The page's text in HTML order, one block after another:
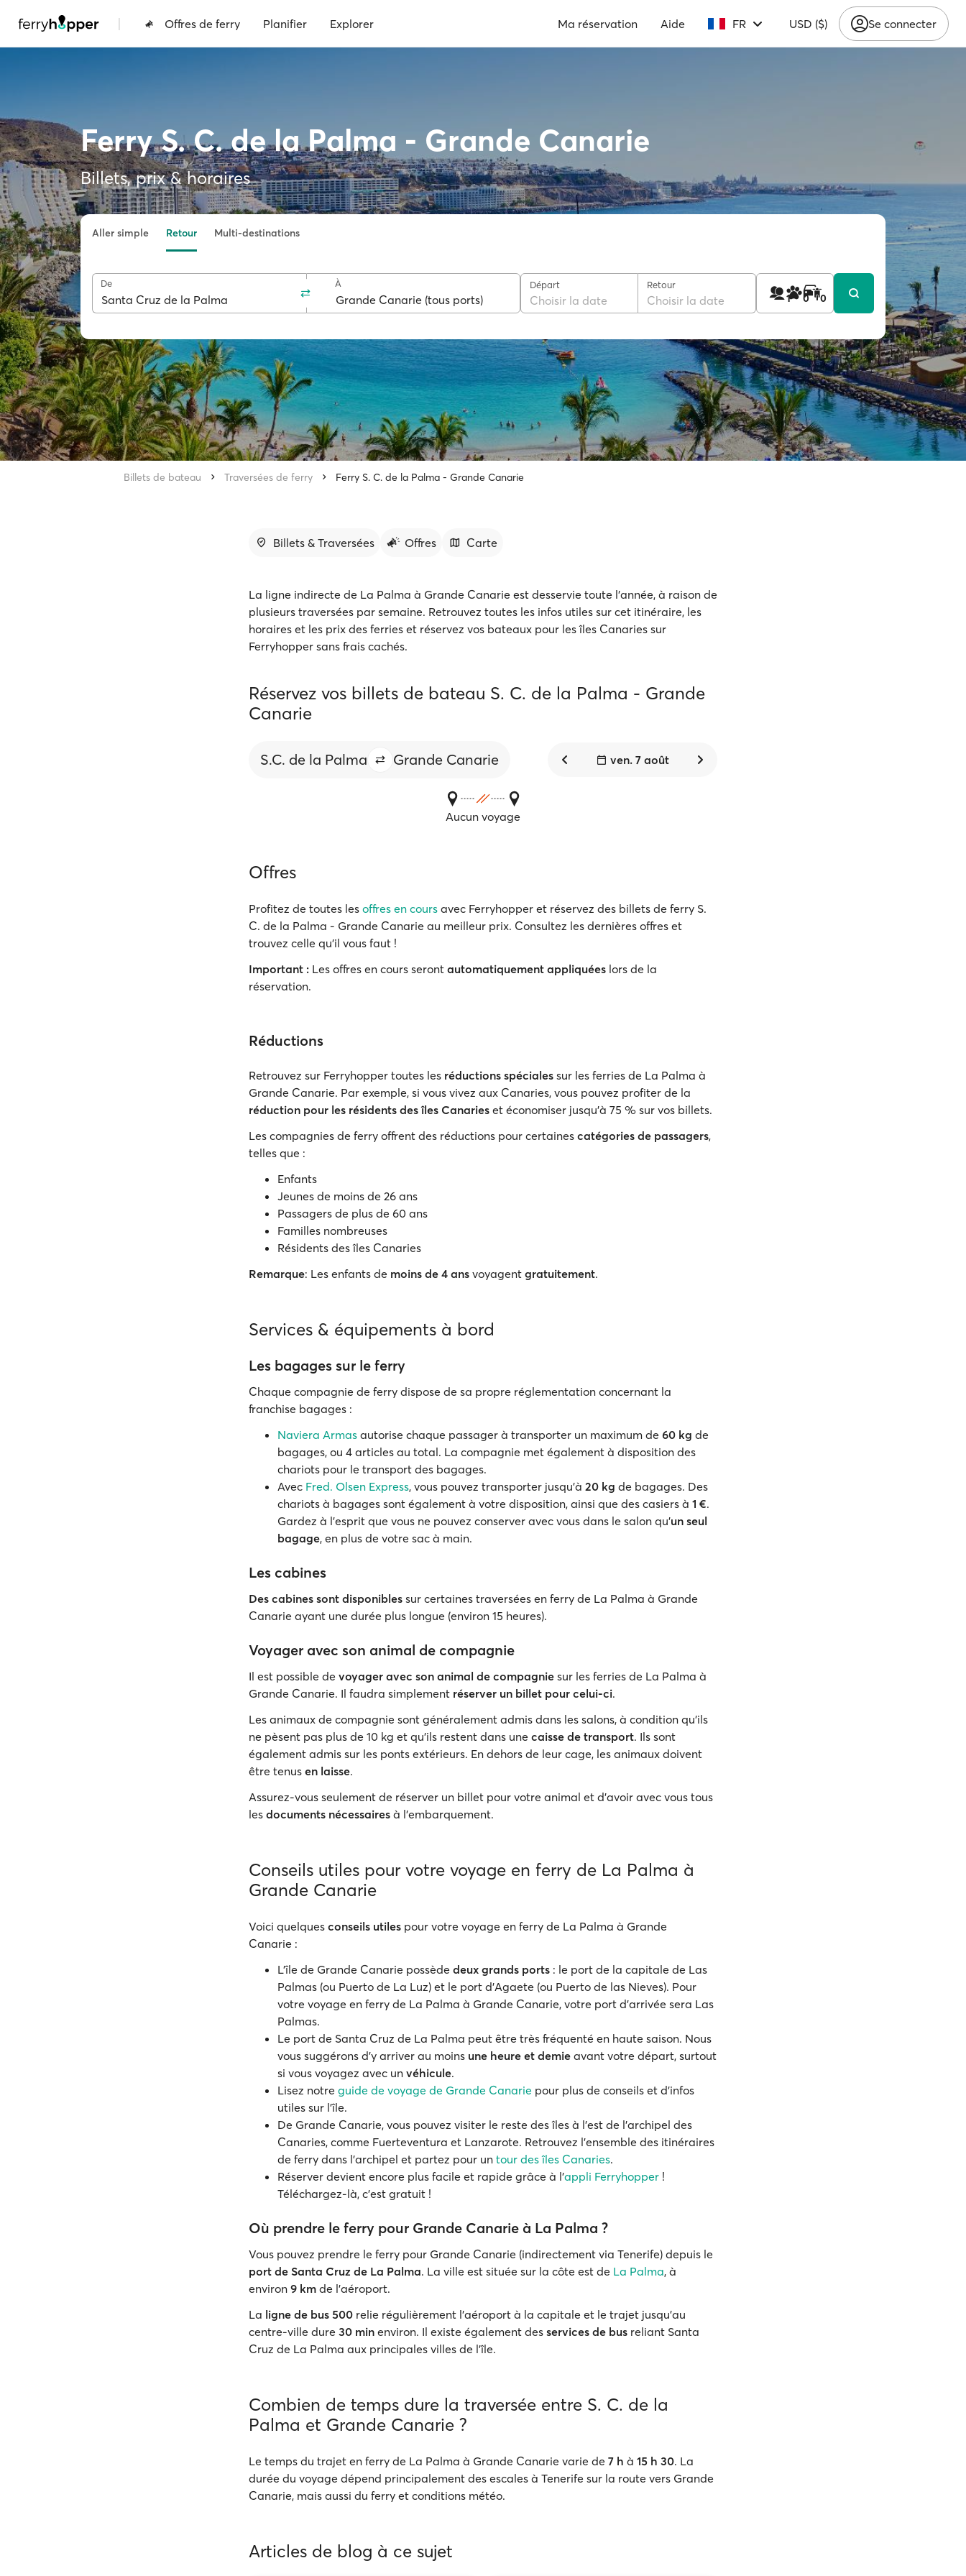
| Offres de ferry Planifier Explorer Ma réservation Aide FR USD ($) Se connecter
Ferry S. C. de la Palma - Grande Canarie
Billets, prix & horaires
Aller simple Retour Multi-destinations
De À Départ
Choisir la date
Retour
Choisir la date 1 0 0
Billets de bateau Traversées de ferry Ferry S. C. de la Palma - Grande Canarie
Billets & Traversées Offres Carte
La ligne indirecte de La Palma à Grande Canarie est desservie toute l'année, à raison de
plusieurs traversées par semaine. Retrouvez toutes les infos utiles sur cet itinéraire, les
horaires et les prix des ferries et réservez vos bateaux pour les îles Canaries sur
Ferryhopper sans frais cachés.
Réservez vos billets de bateau S. C. de la Palma - Grande
Canarie
S.C. de la Palma Grande Canarie ven. 7 août
Aucun voyage
Offres
Profitez de toutes les offres en cours avec Ferryhopper et réservez des billets de ferry S.
C. de la Palma - Grande Canarie au meilleur prix. Consultez les dernières offres et
trouvez celle qu'il vous faut !
Important : Les offres en cours seront automatiquement appliquées lors de la
réservation.
Réductions
Retrouvez sur Ferryhopper toutes les réductions spéciales sur les ferries de La Palma à
Grande Canarie. Par exemple, si vous vivez aux Canaries, vous pouvez profiter de la
réduction pour les résidents des îles Canaries et économiser jusqu'à 75 % sur vos billets.
Les compagnies de ferry offrent des réductions pour certaines catégories de passagers,
telles que :
Enfants
Jeunes de moins de 26 ans
Passagers de plus de 60 ans
Familles nombreuses
Résidents des îles Canaries
Remarque: Les enfants de moins de 4 ans voyagent gratuitement.
Services & équipements à bord
Les bagages sur le ferry
Chaque compagnie de ferry dispose de sa propre réglementation concernant la
franchise bagages :
Naviera Armas autorise chaque passager à transporter un maximum de 60 kg de
bagages, ou 4 articles au total. La compagnie met également à disposition des
chariots pour le transport des bagages.
Avec Fred. Olsen Express, vous pouvez transporter jusqu'à 20 kg de bagages. Des
chariots à bagages sont également à votre disposition, ainsi que des casiers à 1 €.
Gardez à l'esprit que vous ne pouvez conserver avec vous dans le salon qu'un seul
bagage, en plus de votre sac à main.
Les cabines
Des cabines sont disponibles sur certaines traversées en ferry de La Palma à Grande
Canarie ayant une durée plus longue (environ 15 heures).
Voyager avec son animal de compagnie
Il est possible de voyager avec son animal de compagnie sur les ferries de La Palma à
Grande Canarie. Il faudra simplement réserver un billet pour celui-ci.
Les animaux de compagnie sont généralement admis dans les salons, à condition qu'ils
ne pèsent pas plus de 10 kg et qu'ils restent dans une caisse de transport. Ils sont
également admis sur les ponts extérieurs. En dehors de leur cage, les animaux doivent
être tenus en laisse.
Assurez-vous seulement de réserver un billet pour votre animal et d’avoir avec vous tous
les documents nécessaires à l’embarquement.
Conseils utiles pour votre voyage en ferry de La Palma à
Grande Canarie
Voici quelques conseils utiles pour votre voyage en ferry de La Palma à Grande
Canarie :
L'île de Grande Canarie possède deux grands ports : le port de la capitale de Las
Palmas (ou Puerto de La Luz) et le port d'Agaete (ou Puerto de las Nieves). Pour
votre voyage en ferry de La Palma à Grande Canarie, votre port d’arrivée sera Las
Palmas.
Le port de Santa Cruz de La Palma peut être très fréquenté en haute saison. Nous
vous suggérons d'y arriver au moins une heure et demie avant votre départ, surtout
si vous voyagez avec un véhicule.
Lisez notre guide de voyage de Grande Canarie pour plus de conseils et d'infos
utiles sur l'île.
De Grande Canarie, vous pouvez visiter le reste des îles à l’est de l’archipel des
Canaries, comme Fuerteventura et Lanzarote. Retrouvez l’ensemble des itinéraires
de ferry dans l’archipel et partez pour un tour des îles Canaries.
Réserver devient encore plus facile et rapide grâce à l'appli Ferryhopper !
Téléchargez-là, c’est gratuit !
Où prendre le ferry pour Grande Canarie à La Palma ?
Vous pouvez prendre le ferry pour Grande Canarie (indirectement via Tenerife) depuis le
port de Santa Cruz de La Palma. La ville est située sur la côte est de La Palma, à
environ 9 km de l'aéroport.
La ligne de bus 500 relie régulièrement l'aéroport à la capitale et le trajet jusqu'au
centre-ville dure 30 min environ. Il existe également des services de bus reliant Santa
Cruz de La Palma aux principales villes de l'île.
Combien de temps dure la traversée entre S. C. de la
Palma et Grande Canarie ?
Le temps du trajet en ferry de La Palma à Grande Canarie varie de 7 h à 15 h 30. La
durée du voyage dépend principalement des escales à Tenerife sur la route vers Grande
Canarie, mais aussi du ferry et conditions météo.
Articles de blog à ce sujet